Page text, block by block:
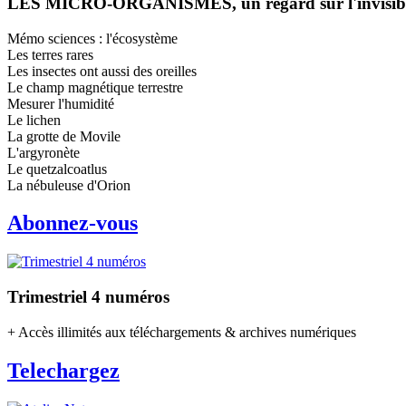
Mémo sciences : l'écosystème
Les terres rares
Les insectes ont aussi des oreilles
Le champ magnétique terrestre
Mesurer l'humidité
Le lichen
La grotte de Movile
L'argyronète
Le quetzalcoatlus
La nébuleuse d'Orion
Abonnez-vous
Trimestriel 4 numéros
+ Accès illimités aux téléchargements & archives numériques
Telechargez